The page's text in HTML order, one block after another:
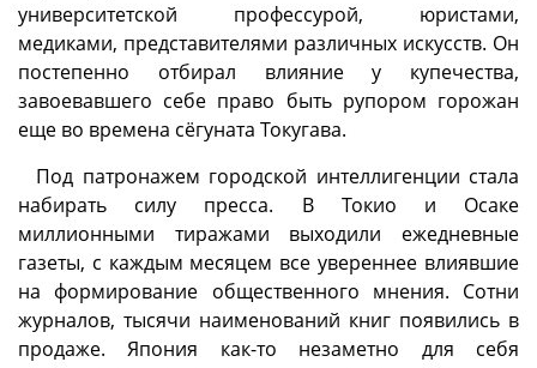
университетской профессурой, юристами,
медиками, представителями различных искусств. Он
постепенно отбирал влияние у купечества,
завоевавшего себе право быть рупором горожан
еще во времена сёгуната Токугава.
Под патронажем городской интеллигенции стала
набирать силу пресса. В Токио и Осаке
миллионными тиражами выходили ежедневные
газеты, с каждым месяцем все увереннее влиявшие
на формирование общественного мнения. Сотни
журналов, тысячи наименований книг появились в
продаже. Япония как-то незаметно для себя